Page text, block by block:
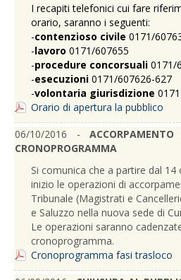
I recapiti telefonici cui fare
orario, saranno i seguenti:
-contenzioso civile 0171/
-lavoro 0171/607655
-procedure concorsuali 0171/
-esecuzioni 0171/607626-627
-volontaria giurisdizione
Orario di apertura la pubblico
06/10/2016 -
CRONOPROGRAMMA
Si comunica che a partire dal
inizio le operazioni di
Tribunale (Magistrati e
e Saluzzo nella nuova sede di
Le operazioni saranno
cronoprogramma.
Cronoprogramma fasi trasloco